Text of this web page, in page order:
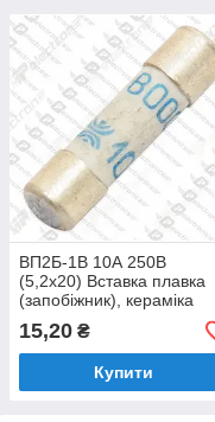
ВП2Б-1В 10А 250В
(5,2x20) Вставка плавка
(запобіжник), кераміка
15,20 ₴
Купити